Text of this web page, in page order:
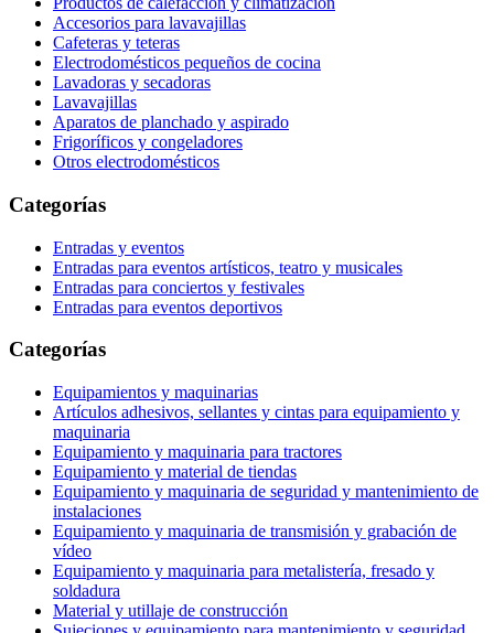
Accesorios para lavavajillas
Cafeteras y teteras
Electrodomésticos pequeños de cocina
Lavadoras y secadoras
Lavavajillas
Aparatos de planchado y aspirado
Frigoríficos y congeladores
Otros electrodomésticos
Categorías
Entradas y eventos
Entradas para eventos artísticos, teatro y musicales
Entradas para conciertos y festivales
Entradas para eventos deportivos
Categorías
Equipamientos y maquinarias
Artículos adhesivos, sellantes y cintas para equipamiento y
maquinaria
Equipamiento y maquinaria para tractores
Equipamiento y material de tiendas
Equipamiento y maquinaria de seguridad y mantenimiento de
instalaciones
Equipamiento y maquinaria de transmisión y grabación de
vídeo
Equipamiento y maquinaria para metalistería, fresado y
soldadura
Material y utillaje de construcción